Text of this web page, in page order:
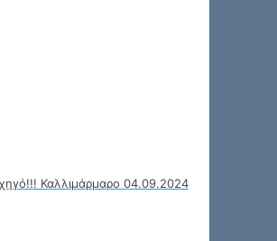
Καλλιμάρμαρο 04.09.2024